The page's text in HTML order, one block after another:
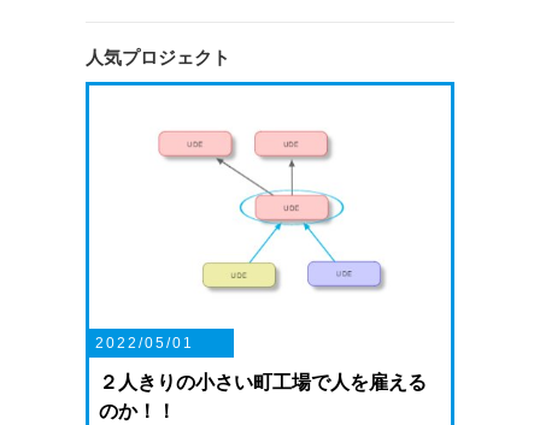
人気プロジェクト
2022/05/01
２人きりの小さい町工場で人を雇える
のか！！